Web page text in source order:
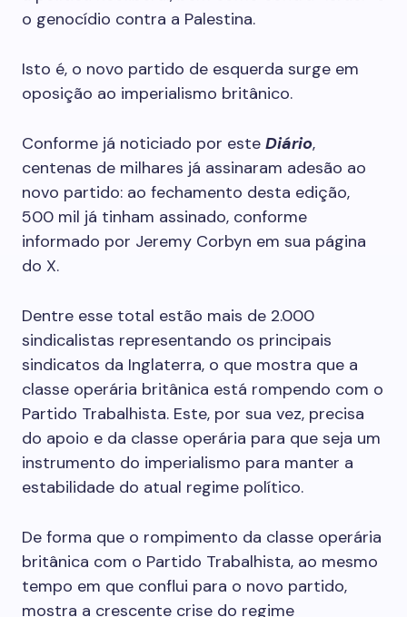
o genocídio contra a Palestina.
Isto é, o novo partido de esquerda surge em
oposição ao imperialismo britânico.
Conforme já noticiado por este Diário,
centenas de milhares já assinaram adesão ao
novo partido: ao fechamento desta edição,
500 mil já tinham assinado, conforme
informado por Jeremy Corbyn em sua página
do X.
Dentre esse total estão mais de 2.000
sindicalistas representando os principais
sindicatos da Inglaterra, o que mostra que a
classe operária britânica está rompendo com o
Partido Trabalhista. Este, por sua vez, precisa
do apoio e da classe operária para que seja um
instrumento do imperialismo para manter a
estabilidade do atual regime político.
De forma que o rompimento da classe operária
britânica com o Partido Trabalhista, ao mesmo
tempo em que conflui para o novo partido,
mostra a crescente crise do regime